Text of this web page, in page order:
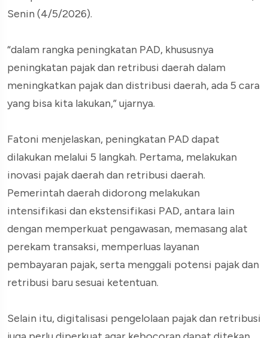
Senin (4/5/2026).
“dalam rangka peningkatan PAD, khususnya
peningkatan pajak dan retribusi daerah dalam
meningkatkan pajak dan distribusi daerah, ada 5 cara
yang bisa kita lakukan,” ujarnya.
Fatoni menjelaskan, peningkatan PAD dapat
dilakukan melalui 5 langkah. Pertama, melakukan
inovasi pajak daerah dan retribusi daerah.
Pemerintah daerah didorong melakukan
intensifikasi dan ekstensifikasi PAD, antara lain
dengan memperkuat pengawasan, memasang alat
perekam transaksi, memperluas layanan
pembayaran pajak, serta menggali potensi pajak dan
retribusi baru sesuai ketentuan.
Selain itu, digitalisasi pengelolaan pajak dan retribusi